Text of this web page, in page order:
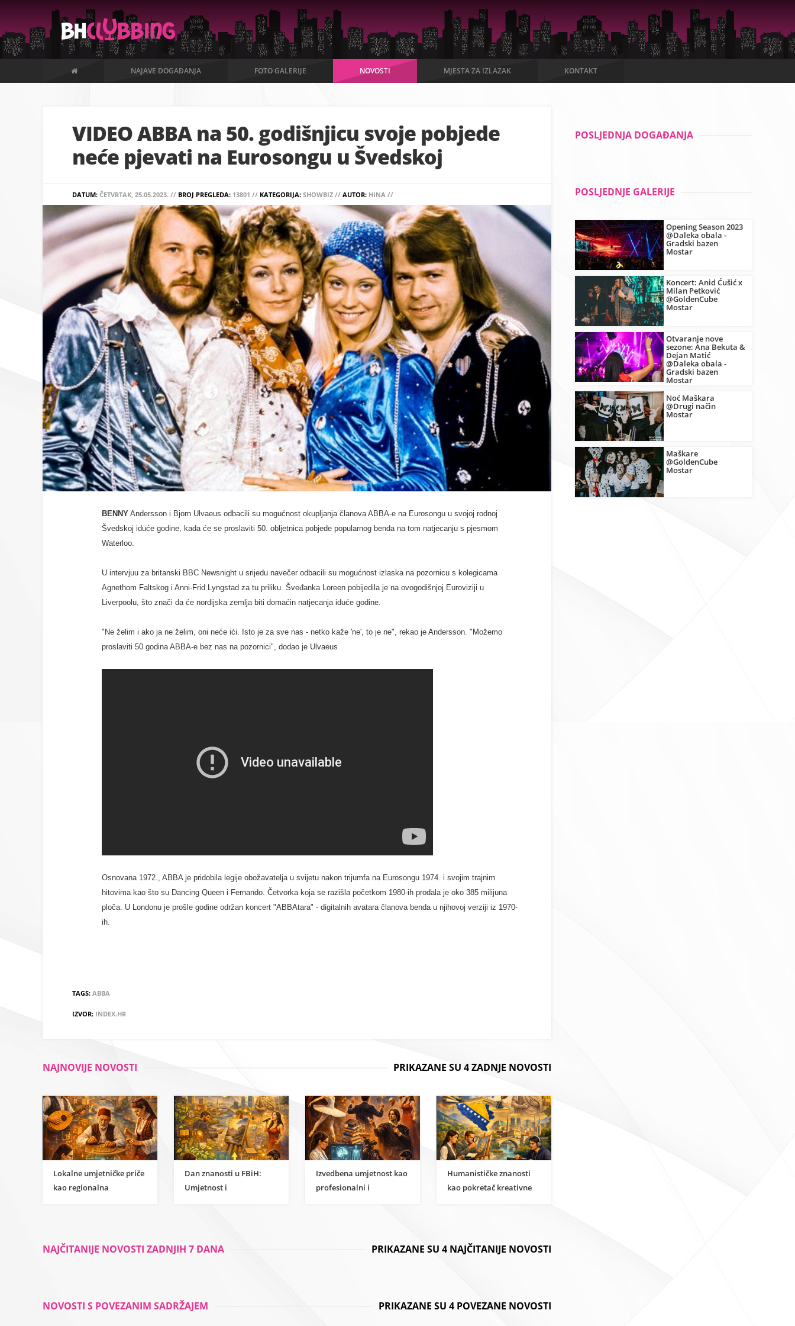
NAJAVE DOGAĐANJA FOTO GALERIJE NOVOSTI MJESTA ZA IZLAZAK KONTAKT
VIDEO ABBA na 50. godišnjicu svoje pobjede
neće pjevati na Eurosongu u Švedskoj
DATUM: ČETVRTAK, 25.05.2023. // BROJ PREGLEDA: 13801 // KATEGORIJA: SHOWBIZ // AUTOR: HINA //
BENNY Andersson i Bjorn Ulvaeus odbacili su mogućnost okupljanja članova ABBA-e na Eurosongu u svojoj rodnoj
Švedskoj iduće godine, kada će se proslaviti 50. obljetnica pobjede popularnog benda na tom natjecanju s pjesmom
Waterloo.
U intervjuu za britanski BBC Newsnight u srijedu navečer odbacili su mogućnost izlaska na pozornicu s kolegicama
Agnethom Faltskog i Anni-Frid Lyngstad za tu priliku. Šveđanka Loreen pobijedila je na ovogodišnjoj Euroviziji u
Liverpoolu, što znači da će nordijska zemlja biti domaćin natjecanja iduće godine.
"Ne želim i ako ja ne želim, oni neće ići. Isto je za sve nas - netko kaže 'ne', to je ne", rekao je Andersson. "Možemo
proslaviti 50 godina ABBA-e bez nas na pozornici", dodao je Ulvaeus
Osnovana 1972., ABBA je pridobila legije obožavatelja u svijetu nakon trijumfa na Eurosongu 1974. i svojim trajnim
hitovima kao što su Dancing Queen i Fernando. Četvorka koja se razišla početkom 1980-ih prodala je oko 385 milijuna
ploča. U Londonu je prošle godine održan koncert "ABBAtara" - digitalnih avatara članova benda u njihovoj verziji iz 1970-
ih.
TAGS: ABBA
IZVOR: INDEX.HR
NAJNOVIJE NOVOSTI PRIKAZANE SU 4 ZADNJE NOVOSTI
Lokalne umjetničke priče
kao regionalna
umjetnosti
Dan znanosti u FBiH:
Umjetnost i
Izvedbena umjetnost kao
profesionalni i
Humanističke znanosti
kao pokretač kreativne
NAJČITANIJE NOVOSTI ZADNJIH 7 DANA PRIKAZANE SU 4 NAJČITANIJE NOVOSTI
NOVOSTI S POVEZANIM SADRŽAJEM PRIKAZANE SU 4 POVEZANE NOVOSTI
POSLJEDNJA DOGAĐANJA
POSLJEDNJE GALERIJE
Opening Season 2023
@Daleka obala -
Gradski bazen
Mostar
Koncert: Anid Ćušić x
Milan Petković
@GoldenCube
Mostar
Otvaranje nove
sezone: Ana Bekuta &
Dejan Matić
@Daleka obala -
Gradski bazen
Mostar
Noć Maškara
@Drugi način
Mostar
Maškare
@GoldenCube
Mostar